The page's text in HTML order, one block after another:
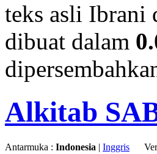
teks asli Ibrani
dibuat dalam
Alkitab
Antarmuka : Indonesia | Inggris